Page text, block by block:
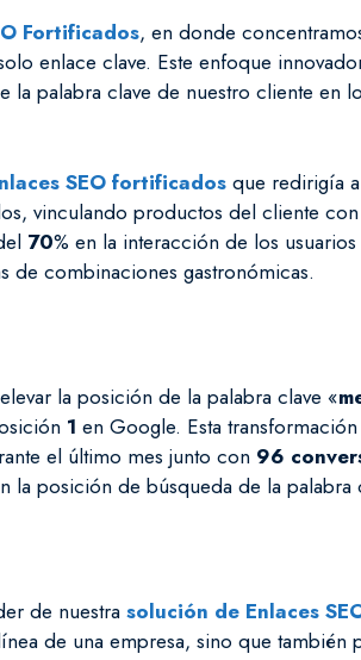
Fortificados, en donde
enlace clave. Este enfoque
la palabra clave de nuestro cliente en
SEO fortificados que redirigía
vinculando productos del cliente
70% en la interacción de los
de combinaciones gastronómicas.
la posición de la palabra clave «
1 en Google. Esta
el último mes junto con 96
la posición de búsqueda de la palabra
de nuestra solución de Enlaces
de una empresa, sino que también